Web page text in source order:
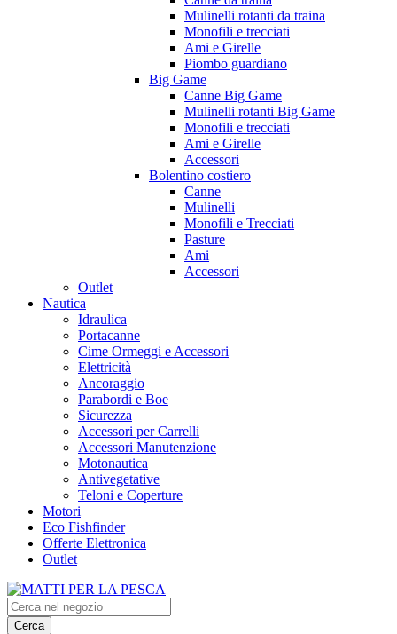
Mulinelli rotanti da traina
Monofili e trecciati
Ami e Girelle
Piombo guardiano
Big Game
Canne Big Game
Mulinelli rotanti Big Game
Monofili e trecciati
Ami e Girelle
Accessori
Bolentino costiero
Canne
Mulinelli
Monofili e Trecciati
Pasture
Ami
Accessori
Outlet
Nautica
Idraulica
Portacanne
Cime Ormeggi e Accessori
Elettricità
Ancoraggio
Parabordi e Boe
Sicurezza
Accessori per Carrelli
Accessori Manutenzione
Motonautica
Antivegetative
Teloni e Coperture
Motori
Eco Fishfinder
Offerte Elettronica
Outlet
Cerca